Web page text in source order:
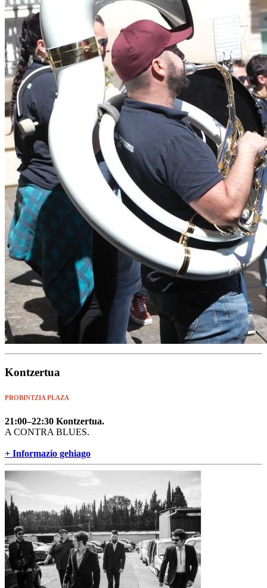
Kontzertua
PROBINTZIA PLAZA
21:00–22:30 Kontzertua.
A CONTRA BLUES.
+ Informazio gehiago